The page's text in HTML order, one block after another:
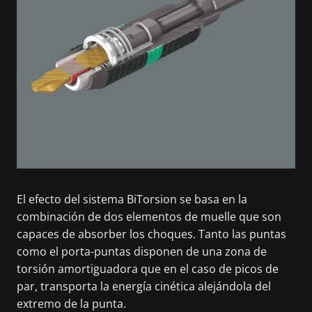
El efecto del sistema BiTorsion se basa en la
combinación de dos elementos de muelle que son
capaces de absorber los choques. Tanto las puntas
como el porta-puntas disponen de una zona de
torsión amortiguadora que en el caso de picos de
par, transporta la energía cinética alejándola del
extremo de la punta.